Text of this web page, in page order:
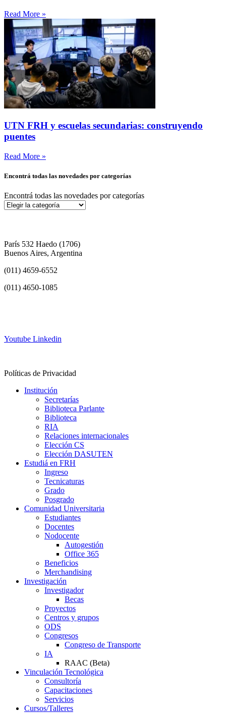
Read More »
UTN FRH y escuelas secundarias: construyendo
puentes
Read More »
Encontrá todas las novedades por categorías
Encontrá todas las novedades por categorías
París 532 Haedo (1706)
Buenos Aires, Argentina
(011) 4659-6552
(011) 4650-1085
Youtube Linkedin
Políticas de Privacidad
Institución
Secretarías
Biblioteca Parlante
Biblioteca
RIA
Relaciones internacionales
Elección CS
Elección DASUTEN
Estudiá en FRH
Ingreso
Tecnicaturas
Grado
Posgrado
Comunidad Universitaria
Estudiantes
Docentes
Nodocente
Autogestión
Office 365
Beneficios
Merchandising
Investigación
Investigador
Becas
Proyectos
Centros y grupos
ODS
Congresos
Congreso de Transporte
IA
RAAC (Beta)
Vinculación Tecnológica
Consultoría
Capacitaciones
Servicios
Cursos/Talleres